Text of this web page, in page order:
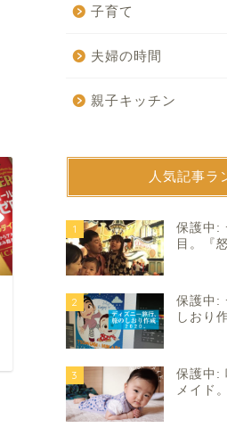
なんで？ねえ？なんで？
2021年6月12日
子育て
夫婦の時間
親子キッチン
人気記事ラ
1
保護中:
目。『
2
保護中:
しおり
3
保護中:
メイド。